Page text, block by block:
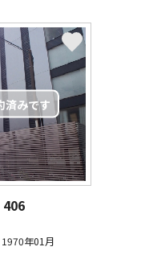
406
1970年01月